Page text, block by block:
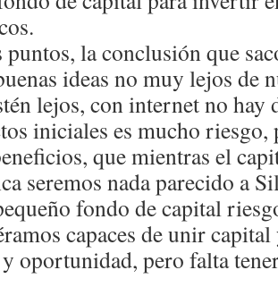
puntos, la conclusión que
ideas no muy lejos de
lejos, con internet no hay
iniciales es mucho riesgo,
que mientras el
seremos nada parecido a
fondo de capital
capaces de unir
oportunidad, pero falta